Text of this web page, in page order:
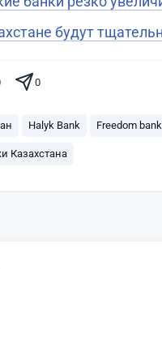
будут
0
Halyk Bank Freedom bank
Казахстана